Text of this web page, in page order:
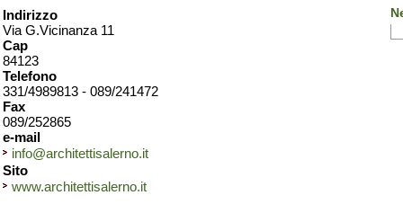
Indirizzo
Via G.Vicinanza 11
Cap
84123
Telefono
331/4989813 - 089/241472
Fax
089/252865
e-mail
info@architettisalerno.it
Sito
www.architettisalerno.it